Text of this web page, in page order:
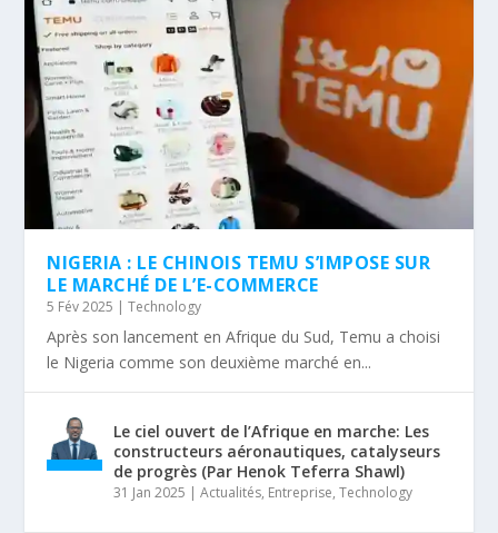
NIGERIA : LE CHINOIS TEMU S’IMPOSE SUR
LE MARCHÉ DE L’E-COMMERCE
5 Fév 2025 |Technology
Après son lancement en Afrique du Sud, Temu a choisi
le Nigeria comme son deuxième marché en...
Le ciel ouvert de l’Afrique en marche: Les
constructeurs aéronautiques, catalyseurs
de progrès (Par Henok Teferra Shawl)
31 Jan 2025 |Actualités, Entreprise,Technology